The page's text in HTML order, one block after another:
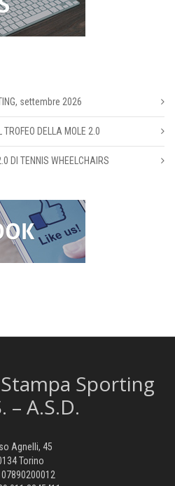
settembre 2026
DELLA MOLE 2.0
DI TENNIS WHEELCHAIRS
Sporting
– A.S.D.
Agnelli, 45
Torino
07890200012